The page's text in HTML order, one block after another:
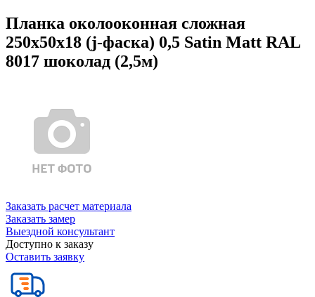
Планка околооконная сложная
250х50х18 (j-фаска) 0,5 Satin Matt RAL
8017 шоколад (2,5м)
Заказать расчет материала
Заказать замер
Выездной консультант
Доступно к заказу
Оставить заявку